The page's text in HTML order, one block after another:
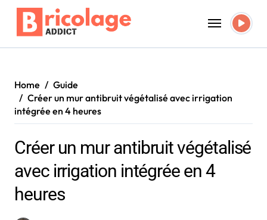
Skip
content
Home
Guide
Créer un mur antibruit végétalisé avec irrigation
intégrée en 4 heures
Créer un mur antibruit végétalisé
avec irrigation intégrée en 4
heures